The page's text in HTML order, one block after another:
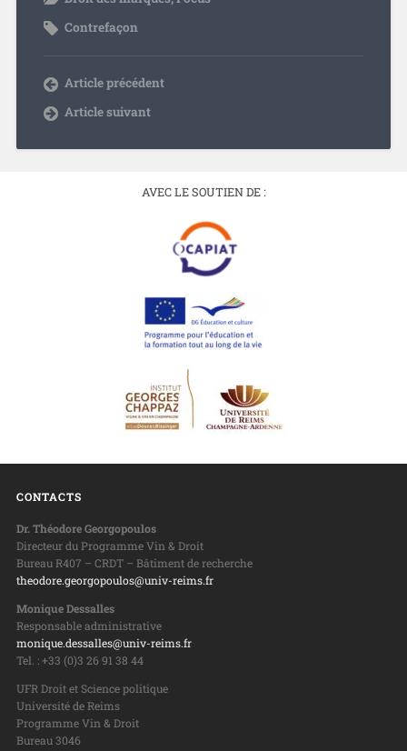
Contrefaçon
Article précédent
Article suivant
AVEC LE SOUTIEN DE :
CONTACTS
Dr. Théodore Georgopoulos
Directeur du Programme Vin & Droit
Bureau R407 – CRDT – Bâtiment de recherche
theodore.georgopoulos@univ-reims.fr
Monique Dessalles
Responsable administrative
monique.dessalles@univ-reims.fr
Tel. : +33 (0)3 26 91 38 44
UFR Droit et Science politique
Université de Reims
Programme Vin & Droit
Bureau 3046